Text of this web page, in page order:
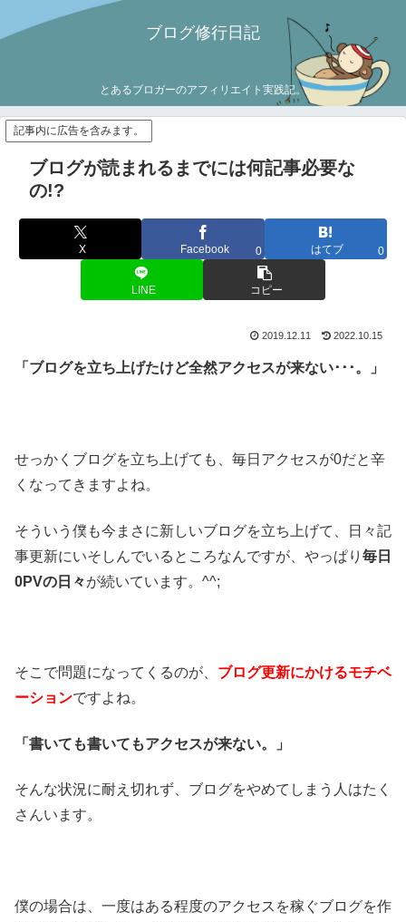
ブログ修行日記
とあるブロガーのアフィリエイト実践記。
記事内に広告を含みます。
ブログが読まれるまでには何記事必要な
の!?
X Facebook 0 はてブ 0
LINE コピー
2019.12.11 2022.10.15
「ブログを立ち上げたけど全然アクセスが来ない･･･。」
せっかくブログを立ち上げても、毎日アクセスが0だと辛
くなってきますよね。
そういう僕も今まさに新しいブログを立ち上げて、日々記
事更新にいそしんでいるところなんですが、やっぱり 毎日
0PVの日々が続いています。^^;
そこで問題になってくるのが、 ブログ更新にかけるモチベ
ーションですよね。
「書いても書いてもアクセスが来ない。」
そんな状況に耐え切れず、ブログをやめてしまう人はたく
さんいます。
僕の場合は、一度はある程度のアクセスを稼ぐブログを作